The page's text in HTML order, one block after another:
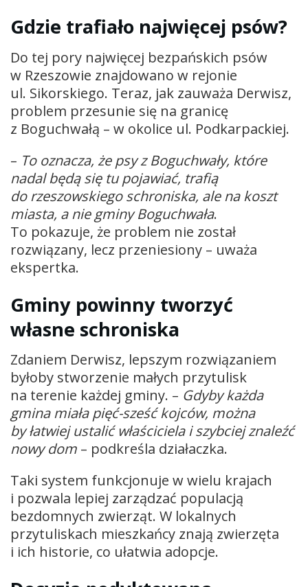
Gdzie trafiało najwięcej psów?
Do tej pory najwięcej bezpańskich psów
w Rzeszowie znajdowano w rejonie
ul. Sikorskiego. Teraz, jak zauważa Derwisz,
problem przesunie się na granicę
z Boguchwałą – w okolice ul. Podkarpackiej.
– To oznacza, że psy z Boguchwały, które
nadal będą się tu pojawiać, trafią
do rzeszowskiego schroniska, ale na koszt
miasta, a nie gminy Boguchwała.
To pokazuje, że problem nie został
rozwiązany, lecz przeniesiony – uważa
ekspertka.
Gminy powinny tworzyć
własne schroniska
Zdaniem Derwisz, lepszym rozwiązaniem
byłoby stworzenie małych przytulisk
na terenie każdej gminy. – Gdyby każda
gmina miała pięć-sześć kojców, można
by łatwiej ustalić właściciela i szybciej znaleźć
nowy dom – podkreśla działaczka.
Taki system funkcjonuje w wielu krajach
i pozwala lepiej zarządzać populacją
bezdomnych zwierząt. W lokalnych
przytuliskach mieszkańcy znają zwierzęta
i ich historie, co ułatwia adopcje.